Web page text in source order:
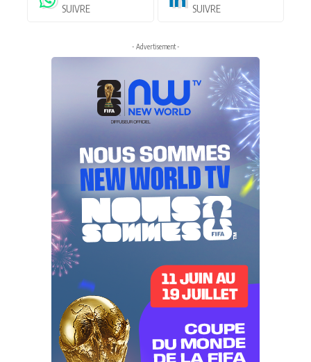
SUIVRE SUIVRE
- Advertisement -